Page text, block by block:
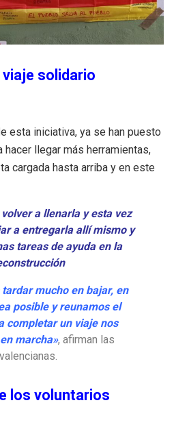
viaje solidario
esta iniciativa, ya se han puesto
llegar más herramientas,
cargada hasta arriba y en este
a llenarla y esta vez
a entregarla allí mismo y
tareas de ayuda en la
mucho en bajar, en
posible y reunamos el
completar un viaje nos
marcha», afirman las
valencianas.
los voluntarios